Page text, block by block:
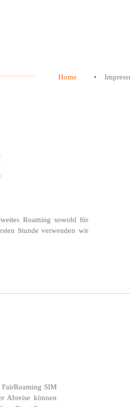
Home
Roaming sowohl für
Stunde verwenden wir
FairRoaming SIM
Abreise können